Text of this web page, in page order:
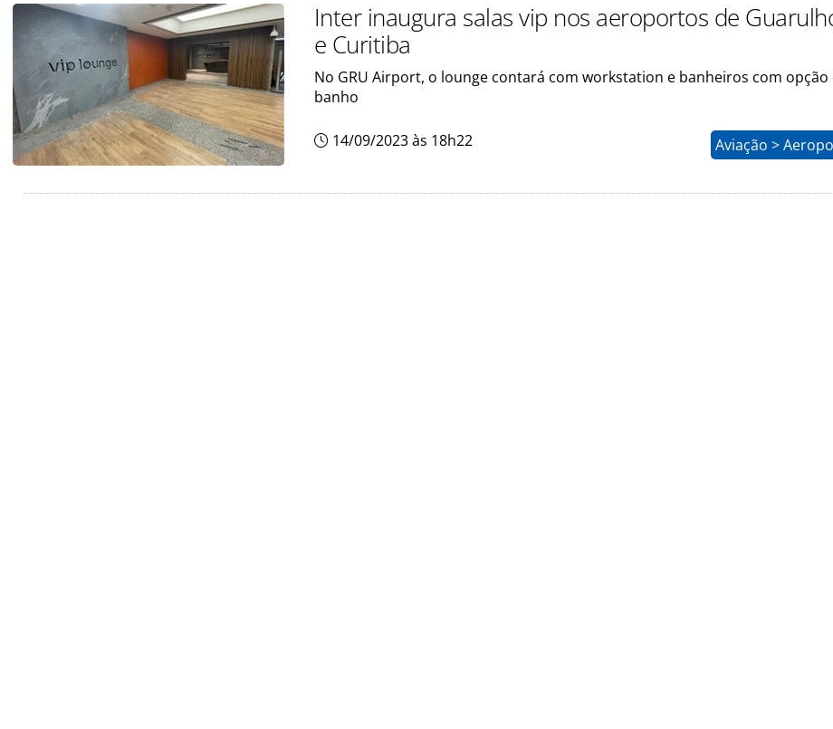
Inter inaugura salas vip nos aeroportos de
e Curitiba
No GRU Airport, o lounge contará com workstation e banheiros com opção
banho
14/09/2023 às 18h22 Aviação >